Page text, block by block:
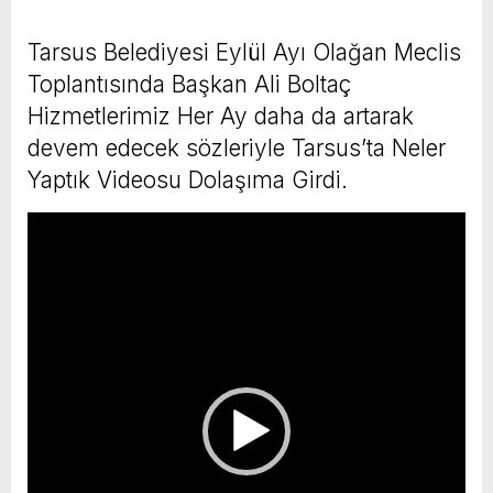
Tarsus Belediyesi Eylül Ayı Olağan Meclis
Toplantısında Başkan Ali Boltaç
Hizmetlerimiz Her Ay daha da artarak
devem edecek sözleriyle Tarsus’ta Neler
Yaptık Videosu Dolaşıma Girdi.